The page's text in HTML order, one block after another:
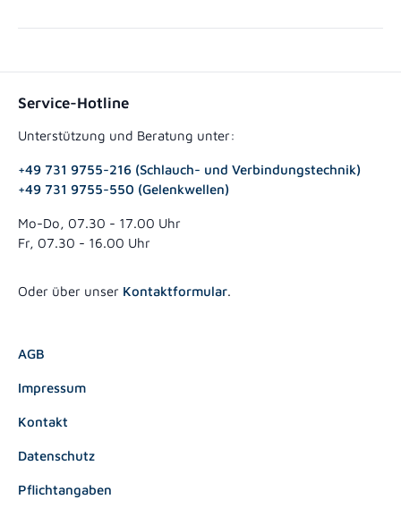
Service-Hotline
Unterstützung und Beratung unter:
+49 731 9755-216 (Schlauch- und Verbindungstechnik)
+49 731 9755-550 (Gelenkwellen)
Mo-Do, 07.30 - 17.00 Uhr
Fr, 07.30 - 16.00 Uhr
Oder über unser Kontaktformular.
AGB
Impressum
Kontakt
Datenschutz
Pflichtangaben